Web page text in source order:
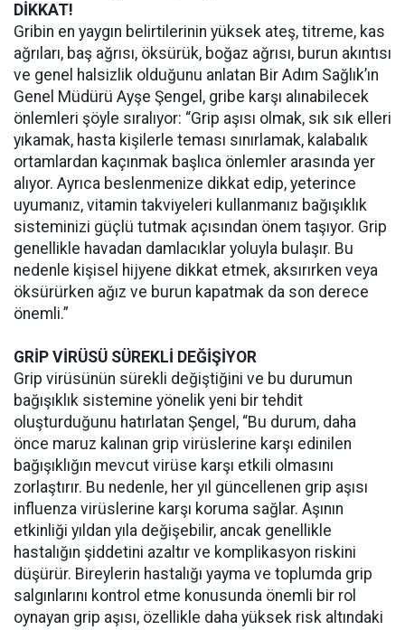
DİKKAT!
Gribin en yaygın belirtilerinin yüksek ateş, titreme, kas
ağrıları, baş ağrısı, öksürük, boğaz ağrısı, burun akıntısı
ve genel halsizlik olduğunu anlatan Bir Adım Sağlık’ın
Genel Müdürü Ayşe Şengel, gribe karşı alınabilecek
önlemleri şöyle sıralıyor: “Grip aşısı olmak, sık sık elleri
yıkamak, hasta kişilerle teması sınırlamak, kalabalık
ortamlardan kaçınmak başlıca önlemler arasında yer
alıyor. Ayrıca beslenmenize dikkat edip, yeterince
uyumanız, vitamin takviyeleri kullanmanız bağışıklık
sisteminizi güçlü tutmak açısından önem taşıyor. Grip
genellikle havadan damlacıklar yoluyla bulaşır. Bu
nedenle kişisel hijyene dikkat etmek, aksırırken veya
öksürürken ağız ve burun kapatmak da son derece
önemli.”
GRİP VİRÜSÜ SÜREKLİ DEĞİŞİYOR
Grip virüsünün sürekli değiştiğini ve bu durumun
bağışıklık sistemine yönelik yeni bir tehdit
oluşturduğunu hatırlatan Şengel, “Bu durum, daha
önce maruz kalınan grip virüslerine karşı edinilen
bağışıklığın mevcut virüse karşı etkili olmasını
zorlaştırır. Bu nedenle, her yıl güncellenen grip aşısı
influenza virüslerine karşı koruma sağlar. Aşının
etkinliği yıldan yıla değişebilir, ancak genellikle
hastalığın şiddetini azaltır ve komplikasyon riskini
düşürür. Bireylerin hastalığı yayma ve toplumda grip
salgınlarını kontrol etme konusunda önemli bir rol
oynayan grip aşısı, özellikle daha yüksek risk altındaki